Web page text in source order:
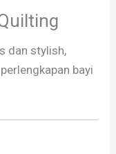
dan stylish,
bayi